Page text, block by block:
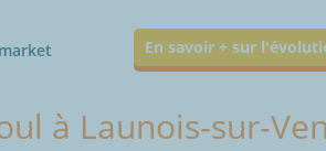
En savoir + sur
à Launois-sur-